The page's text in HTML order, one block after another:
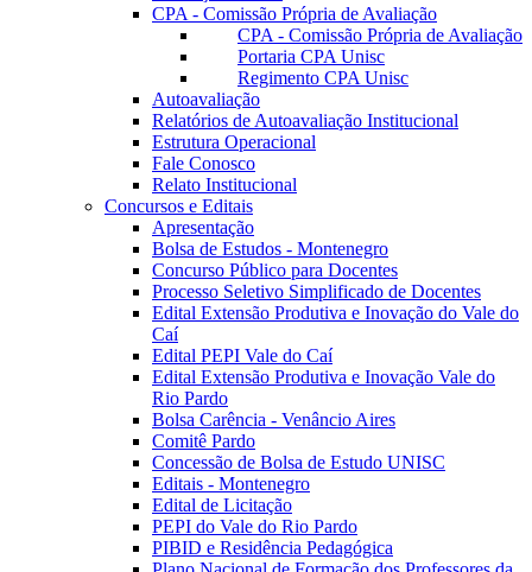
CPA - Comissão Própria de Avaliação
CPA - Comissão Própria de Avaliação
Portaria CPA Unisc
Regimento CPA Unisc
Autoavaliação
Relatórios de Autoavaliação Institucional
Estrutura Operacional
Fale Conosco
Relato Institucional
Concursos e Editais
Apresentação
Bolsa de Estudos - Montenegro
Concurso Público para Docentes
Processo Seletivo Simplificado de Docentes
Edital Extensão Produtiva e Inovação do Vale do
Caí
Edital PEPI Vale do Caí
Edital Extensão Produtiva e Inovação Vale do
Rio Pardo
Bolsa Carência - Venâncio Aires
Comitê Pardo
Concessão de Bolsa de Estudo UNISC
Editais - Montenegro
Edital de Licitação
PEPI do Vale do Rio Pardo
PIBID e Residência Pedagógica